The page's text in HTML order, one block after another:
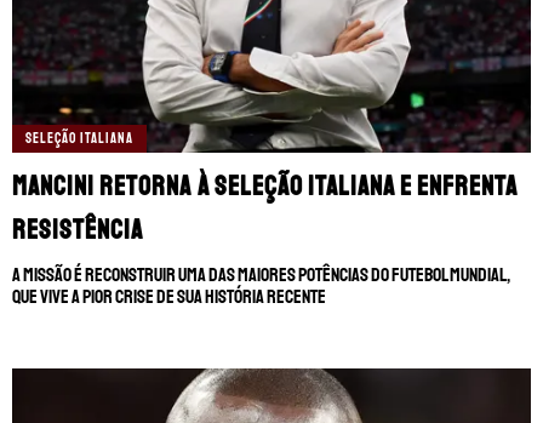
SELEÇÃO ITALIANA
Mancini retorna à Seleção Italiana e enfrenta
resistência
A missão é reconstruir uma das maiores potências do futebol mundial,
que vive a pior crise de sua história recente